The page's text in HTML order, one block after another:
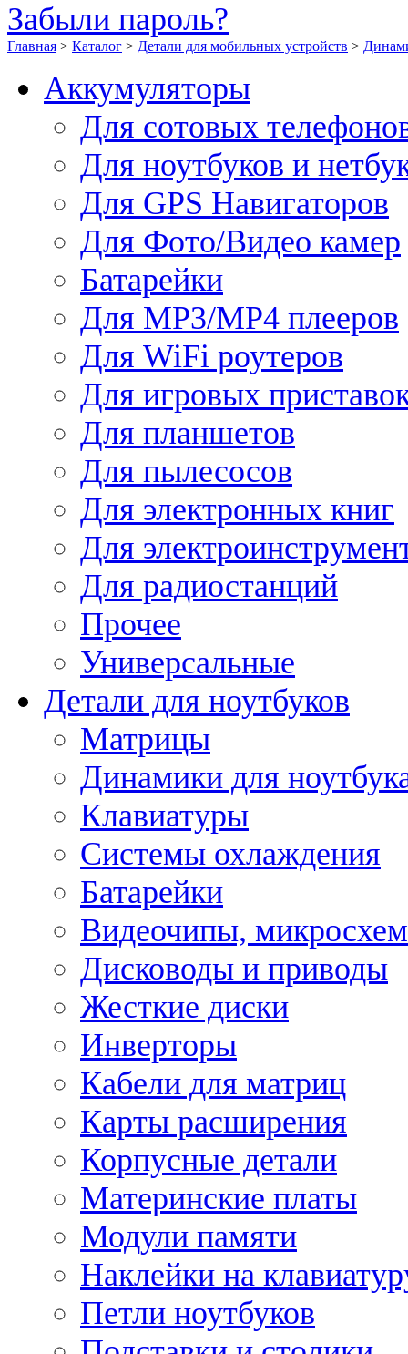
Забыли пароль?
Главная > Каталог > Детали для мобильных устройств >
Аккумуляторы
Для сотовых
Для ноутбуков и
Для GPS Навигаторов
Для Фото/Видео камер
Батарейки
Для MP3/MP4 плееров
Для WiFi роутеров
Для игровых
Для планшетов
Для пылесосов
Для электронных книг
Для
Для радиостанций
Прочее
Универсальные
Детали для ноутбуков
Матрицы
Динамики для
Клавиатуры
Системы охлаждения
Батарейки
Видеочипы,
Дисководы и приводы
Жесткие диски
Инверторы
Кабели для матриц
Карты расширения
Корпусные детали
Материнские платы
Модули памяти
Наклейки на
Петли ноутбуков